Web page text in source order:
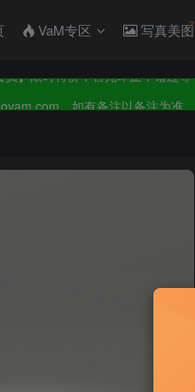
VaM专区 写真美图
，如有备注以备注为准